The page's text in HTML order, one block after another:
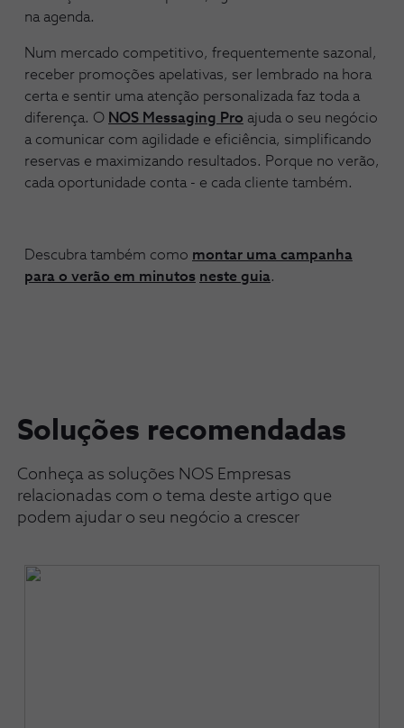
na agenda.
Num mercado competitivo, frequentemente sazonal,
receber promoções apelativas, ser lembrado na hora
certa e sentir uma atenção personalizada faz toda a
diferença. O NOS Messaging Pro ajuda o seu negócio
a comunicar com agilidade e eficiência, simplificando
reservas e maximizando resultados. Porque no verão,
cada oportunidade conta - e cada cliente também.
Descubra também como montar uma campanha
para o verão em minutos neste guia.
Soluções recomendadas
Conheça as soluções NOS Empresas
relacionadas com o tema deste artigo que
podem ajudar o seu negócio a crescer